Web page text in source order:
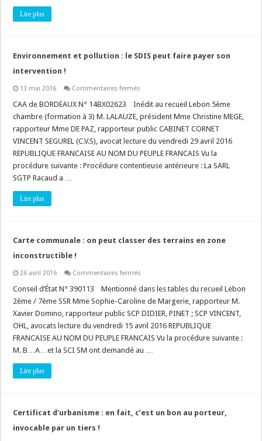
Lire plus
Environnement et pollution : le SDIS peut faire payer son
intervention !
13 mai 2016 Commentaires fermés
et
:
le
SDIS
peut
payer
son
CAA de BORDEAUX N° 14BX02623 Inédit au recueil Lebon 5ème
chambre (formation à 3) M. LALAUZE, président Mme Christine MEGE,
rapporteur Mme DE PAZ, rapporteur public CABINET CORNET
VINCENT SEGUREL (C.V.S), avocat lecture du vendredi 29 avril 2016
REPUBLIQUE FRANCAISE AU NOM DU PEUPLE FRANCAIS Vu la
procédure suivante : Procédure contentieuse antérieure : La SARL
SGTP Racaud a …
Lire plus
Carte communale : on peut classer des terrains en zone
inconstructible !
26 avril 2016 Commentaires fermés
communale
on
peut
classer
des
en
zone
Conseil d’État N° 390113 Mentionné dans les tables du recueil Lebon
2ème / 7ème SSR Mme Sophie-Caroline de Margerie, rapporteur M.
Xavier Domino, rapporteur public SCP DIDIER, PINET ; SCP VINCENT,
OHL, avocats lecture du vendredi 15 avril 2016 REPUBLIQUE
FRANCAISE AU NOM DU PEUPLE FRANCAIS Vu la procédure suivante :
M. B…A…et la SCI SM ont demandé au …
Lire plus
Certificat d’urbanisme : en fait, c’est un bon au porteur,
invocable par un tiers !